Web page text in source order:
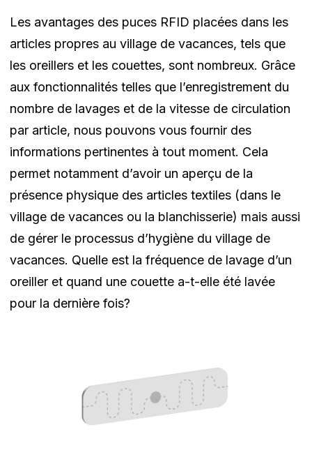
Les avantages des puces RFID placées dans les
articles propres au village de vacances, tels que
les oreillers et les couettes, sont nombreux. Grâce
aux fonctionnalités telles que l’enregistrement du
nombre de lavages et de la vitesse de circulation
par article, nous pouvons vous fournir des
informations pertinentes à tout moment. Cela
permet notamment d’avoir un aperçu de la
présence physique des articles textiles (dans le
village de vacances ou la blanchisserie) mais aussi
de gérer le processus d’hygiène du village de
vacances. Quelle est la fréquence de lavage d’un
oreiller et quand une couette a-t-elle été lavée
pour la dernière fois?